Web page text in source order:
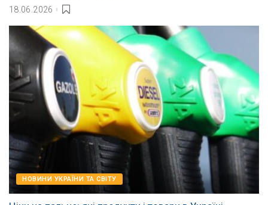
18.06.2026
НОВИНИ УКРАЇНИ ТА СВІТУ